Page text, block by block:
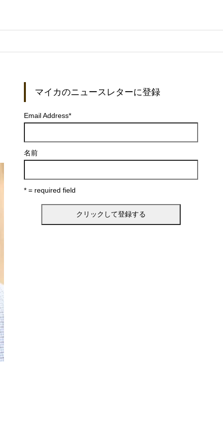
マイカのニュースレターに登録
Email Address*
名前
* = required field